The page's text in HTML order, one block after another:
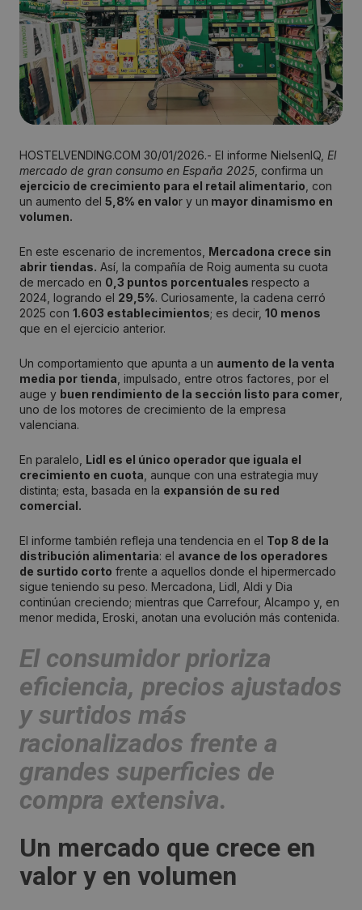
HOSTELVENDING.COM 30/01/2026.- El informe NielsenIQ, El
mercado de gran consumo en España 2025 , confirma un
ejercicio de crecimiento para el retail alimentario , con
un aumento del 5,8% en valor y un mayor dinamismo en
volumen.
En este escenario de incrementos, Mercadona crece sin
abrir tiendas. Así, la compañía de Roig aumenta su cuota
de mercado en 0,3 puntos porcentuales respecto a
2024, logrando el 29,5%. Curiosamente, la cadena cerró
2025 con 1.603 establecimientos; es decir, 10 menos
que en el ejercicio anterior.
Un comportamiento que apunta a un aumento de la venta
media por tienda , impulsado, entre otros factores, por el
auge y buen rendimiento de la sección listo para comer
uno de los motores de crecimiento de la empresa
valenciana.
En paralelo, Lidl es el único operador que iguala el
crecimiento en cuota , aunque con una estrategia muy
distinta; esta, basada en la expansión de su red
comercial.
El informe también refleja una tendencia en el Top 8 de la
distribución alimentaria: el avance de los operadores
de surtido corto frente a aquellos donde el hipermercado
sigue teniendo su peso. Mercadona, Lidl, Aldi y Dia
continúan creciendo; mientras que Carrefour, Alcampo y, en
menor medida, Eroski, anotan una evolución más contenida.
El consumidor prioriza
eficiencia, precios ajustados
y surtidos más
racionalizados frente a
grandes superficies de
compra extensiva.
Un mercado que crece en
valor y en volumen